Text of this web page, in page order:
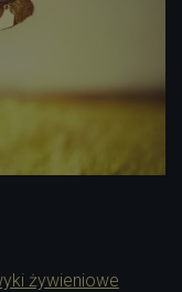
żywieniowe